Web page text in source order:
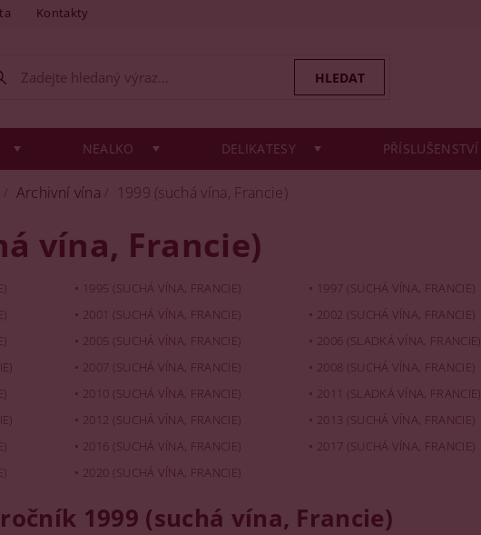
Kontakty
NEALKO DELIKATESY PŘÍSLUŠENSTVÍ
Archivní vína 1999 (suchá vína, Francie)
vína, Francie)
1995 (SUCHÁ VÍNA, FRANCIE) 1997 (SUCHÁ VÍNA, FRANCIE)
2001 (SUCHÁ VÍNA, FRANCIE) 2002 (SUCHÁ VÍNA, FRANCIE)
2005 (SUCHÁ VÍNA, FRANCIE) 2006 (SLADKÁ VÍNA, FRANCIE)
2007 (SUCHÁ VÍNA, FRANCIE) 2008 (SUCHÁ VÍNA, FRANCIE)
2010 (SUCHÁ VÍNA, FRANCIE) 2011 (SLADKÁ VÍNA, FRANCIE)
2012 (SUCHÁ VÍNA, FRANCIE) 2013 (SUCHÁ VÍNA, FRANCIE)
2016 (SUCHÁ VÍNA, FRANCIE) 2017 (SUCHÁ VÍNA, FRANCIE)
2020 (SUCHÁ VÍNA, FRANCIE)
1999 (suchá vína, Francie)